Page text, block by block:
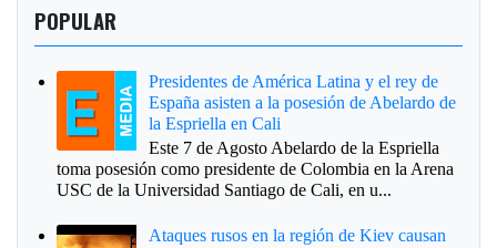
POPULAR
Presidentes de América Latina y el rey de
España asisten a la posesión de Abelardo de
la Espriella en Cali
Este 7 de Agosto Abelardo de la Espriella
toma posesión como presidente de Colombia en la Arena
USC de la Universidad Santiago de Cali, en u...
Ataques rusos en la región de Kiev causan